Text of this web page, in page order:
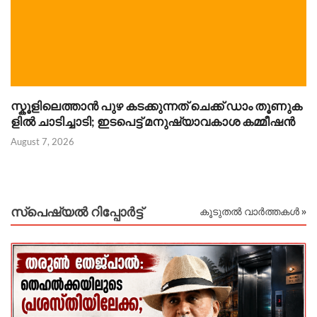
സ്കൂളിലെത്താൻ പുഴ കടക്കുന്നത് ചെക്ക് ഡാം തൂണുക
ളിൽ ചാടിച്ചാടി; ഇടപെട്ട് മനുഷ്യാവകാശ കമ്മീഷൻ
August 7, 2026
സ്പെഷ്യൽ റിപ്പോര്‍ട്ട് കൂടുതൽ വാർത്തകൾ »